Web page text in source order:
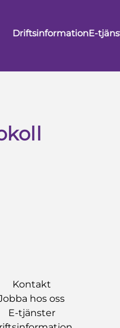
DriftsinformationE-
Kontakt
hos oss
E-tjänster